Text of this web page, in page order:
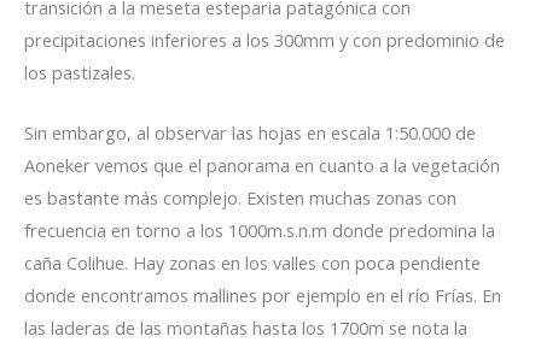
transición a la meseta esteparia patagónica con
precipitaciones inferiores a los 300mm y con predominio de
los pastizales.
Sin embargo, al observar las hojas en escala 1:50.000 de
Aoneker vemos que el panorama en cuanto a la vegetación
es bastante más complejo. Existen muchas zonas con
frecuencia en torno a los 1000m.s.n.m donde predomina la
caña Colihue. Hay zonas en los valles con poca pendiente
donde encontramos mallines por ejemplo en el río Frías. En
las laderas de las montañas hasta los 1700m se nota la